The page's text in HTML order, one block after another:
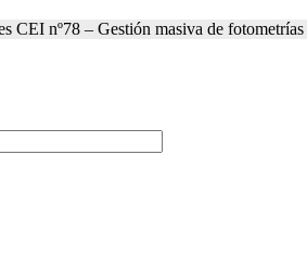
CEI nº78 – Gestión masiva de